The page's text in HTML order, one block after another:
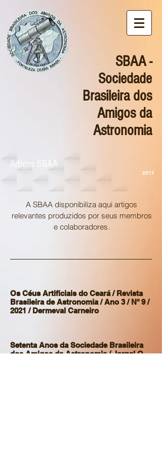
SBAA -
Sociedade
Brasileira dos
Amigos da
Astronomia
Artigos SBAA
2017
A SBAA disponibiliza aqui artigos
relevantes produzidos por seus membros
e colaboradores.
Os Céus Artificiais do Ceará / Revista
Brasileira de Astronomia / Ano 3 / Nº 9 /
2021 / Dermeval Carneiro
Setenta Anos da Sociedade Brasileira
dos Amigos da Astronomia / Jornal O